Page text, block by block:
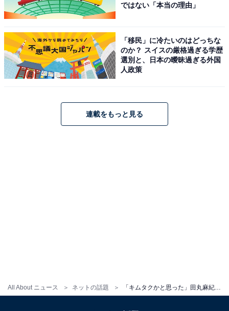
All About ニュース ネットの話題
ではない「本当の理由」
「移民」に冷たいのはどっちな
のか？ スイスの厳格過ぎる学歴
選別と、日本の曖昧過ぎる外国
人政策
連載をもっと見る